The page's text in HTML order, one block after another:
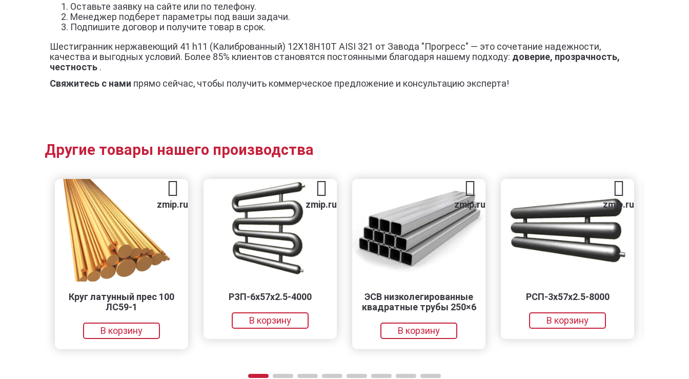
Оставьте заявку на сайте или по телефону.
Менеджер подберет параметры под ваши задачи.
Подпишите договор и получите товар в срок.
Шестигранник нержавеющий 41 h11 (Калиброванный) 12Х18Н10Т AISI 321 от Завода "Прогресс" — это сочетание надежности,
качества и выгодных условий. Более 85% клиентов становятся постоянными благодаря нашему подходу: доверие, прозрачность,
честность .
Свяжитесь с нами прямо сейчас, чтобы получить коммерческое предложение и консультацию эксперта!
Другие товары нашего производства
zmip.ru
Круг латунный прес 100
zmip.ru
РЗП-6x57x2.5-4000
zmip.ru
ЭСВ низколегированные
квадратные трубы 250×6
zmip.ru
РСП-3x57x2.5-8000